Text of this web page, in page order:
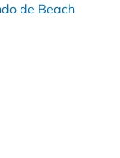
de Beach